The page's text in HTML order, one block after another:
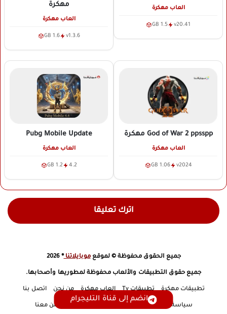
العاب مهكرة
v20.41
1.5 GB
مهكرة
العاب مهكرة
v1.3.6
1.6 GB
God of War 2 ppsspp مهكرة
العاب مهكرة
v2024
1.06 GB
Pubg Mobile Update
العاب مهكرة
4.2
1.2 GB
اترك تعليقا
جميع الحقوق محفوظة © لموقعموبايلاتنا® 2026
جميع حقوق التطبيقات والألعاب محفوظة لمطوريها وأصحابها.
تطبيقات مهكرة تطبيقات Tv العاب مهكرة من نحن اتصل بنا
سياسة الخصوصية أعلن معنا
انضم إلى قناة التليجرام